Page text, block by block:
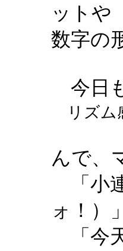
ットや
数字の
今日
リズム
んで、
「小
ォ！）」
「今